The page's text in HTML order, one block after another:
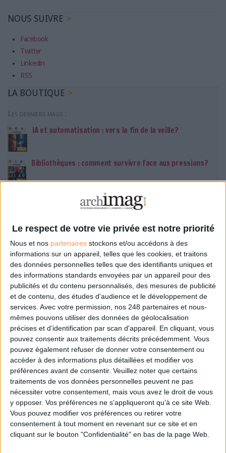
Le respect de votre vie privée est notre priorité
Nous et nos partenaires stockons et/ou accédons à des
informations sur un appareil, telles que les cookies, et traitons
des données personnelles telles que des identifiants uniques et
des informations standards envoyées par un appareil pour des
publicités et du contenu personnalisés, des mesures de publicité
et de contenu, des études d'audience et le développement de
services. Avec votre permission, nos 248 partenaires et nous-
mêmes pouvons utiliser des données de géolocalisation
précises et d’identification par scan d'appareil. En cliquant, vous
pouvez consentir aux traitements décrits précédemment. Vous
pouvez également refuser de donner votre consentement ou
accéder à des informations plus détaillées et modifier vos
préférences avant de consentir. Veuillez noter que certains
traitements de vos données personnelles peuvent ne pas
nécessiter votre consentement, mais vous avez le droit de vous
y opposer. Vos préférences ne s'appliqueront qu’à ce site Web.
Vous pouvez modifier vos préférences ou retirer votre
consentement à tout moment en revenant sur ce site et en
cliquant sur le bouton "Confidentialité" en bas de la page Web.
NOUS SUIVRE
Facebook
Twitter
Linkedin
RSS
LA BOUTIQUE
Les derniers mags :
IA et automatisation : vers la fin de la veille?
Bibliothèques : comment survivre face aux pressions?
DSI du secteur public : le pivot de la transformation
IA génératives : cas d’usage et retours d’expérience
Archivage physique et électronique : enjeux, méthodes et
outils
Stratégie data : tirez profit de l’intelligence des
données
LES DERNIÈRES PARUTIONS